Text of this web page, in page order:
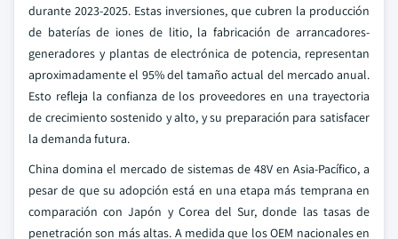
durante 2023-2025. Estas inversiones, que cubren la producción
de baterías de iones de litio, la fabricación de arrancadores-
generadores y plantas de electrónica de potencia, representan
aproximadamente el 95% del tamaño actual del mercado anual.
Esto refleja la confianza de los proveedores en una trayectoria
de crecimiento sostenido y alto, y su preparación para satisfacer
la demanda futura.
China domina el mercado de sistemas de 48V en Asia-Pacífico, a
pesar de que su adopción está en una etapa más temprana en
comparación con Japón y Corea del Sur, donde las tasas de
penetración son más altas. A medida que los OEM nacionales en